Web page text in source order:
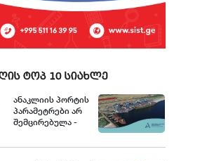
ტოპ 10 სიახლე
ანაკლიის პორტის
პარამეტრები არ
შემცირებულა -